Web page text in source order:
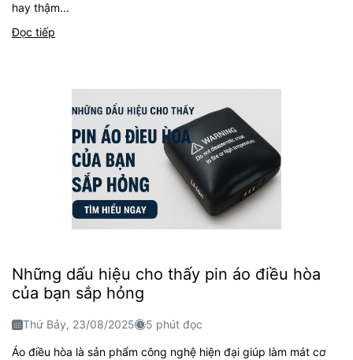
hay thậm...
Đọc tiếp
Những dấu hiệu cho thấy pin áo điều hòa
của bạn sắp hỏng
Thứ Bảy, 23/08/2025 5 phút đọc
Áo điều hòa là sản phẩm công nghệ hiện đại giúp làm mát cơ